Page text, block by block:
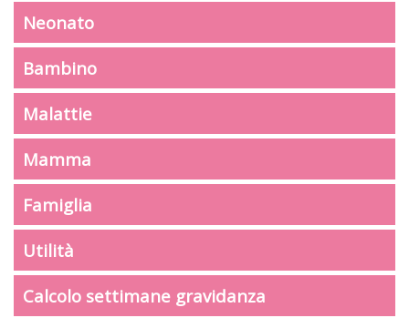
Neonato
Bambino
Malattie
Mamma
Famiglia
Utilità
Calcolo settimane gravidanza